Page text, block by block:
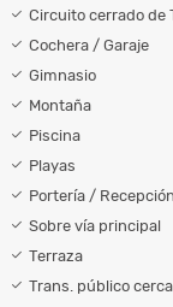
Circuito cerrado de
Cochera / Garaje
Gimnasio
Montaña
Piscina
Playas
Portería / Recepción
Sobre vía principal
Terraza
Trans. público